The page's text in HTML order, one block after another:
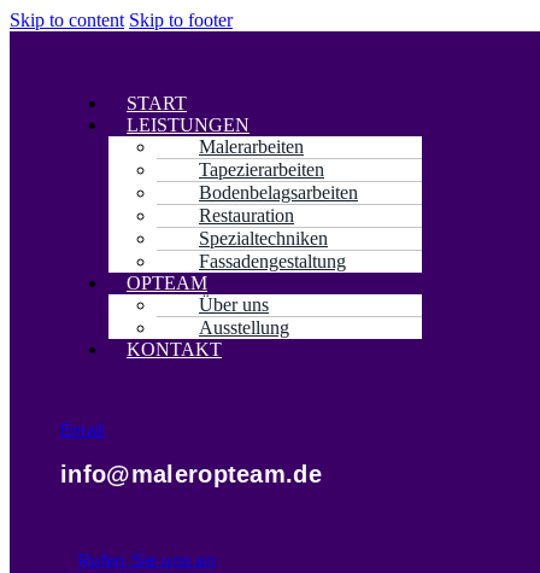
Skip to content Skip to footer
Menü
START
LEISTUNGEN
Malerarbeiten
Tapezierarbeiten
Bodenbelagsarbeiten
Restauration
Spezialtechniken
Fassadengestaltung
OPTEAM
Über uns
Ausstellung
KONTAKT
Email
info@maleropteam.de
Rufen Sie uns an